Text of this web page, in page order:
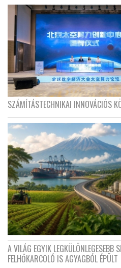
SZÁMÍTÁSTECHNIKAI INNOVÁCIÓS
A VILÁG EGYIK
FELHŐKARCOLÓ IS AGYAGBÓL ÉPÜLT